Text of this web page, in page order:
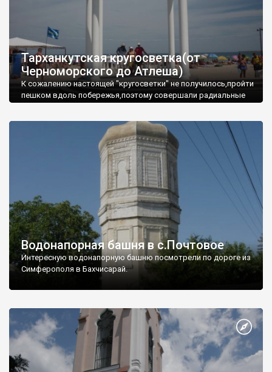
Тарханкутская кругосветка(от
Черноморского до Атлеша)
К сожалению настоящей "кругосветки" не получилось,пройти
пешком вдоль побережья,поэтому совершали радиальные
Водонапорная башня в с.Почтовое
Интересную водонапорную башню посмотрели по дороге из
Симферополя в Бахчисарай.